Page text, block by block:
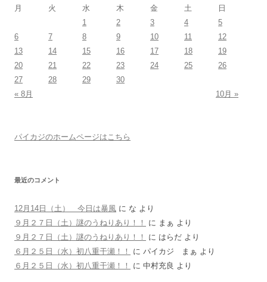
月
火 水 木 金 土
日
1
2 3 4
5
6
7 8 9 10 11
12
13
14 15 16 17 18
19
20
21 22 23 24 25
26
27
28 29
30
« 8月
10月 »
パイカジのホームページはこちら
最近のコメント
12月14日（土） 今日は暴風 に な より
９月２７日（土）謎のうねりあり！！
に まぁ より
９月２７日（土）謎のうねりあり！！
に はらだ より
６月２５日（水）初八重干瀬！！
に パイカジ まぁ より
６月２５日（水）初八重干瀬！！
に 中村充良 より